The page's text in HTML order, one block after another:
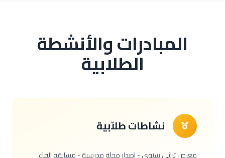
المبادرات والأنشطة
الطلابية
نشاطات طلاّبية
معرض تراثي سنوي - إصدار مجلة مدرسية - مسابقة إلقاء